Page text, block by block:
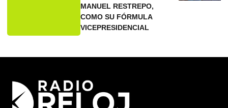
MANUEL RESTREPO,
COMO SU FÓRMULA
VICEPRESIDENCIAL